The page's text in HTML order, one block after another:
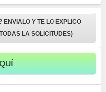
ENVIALO Y TE LO EXPLICO
LA SOLICITUDES)